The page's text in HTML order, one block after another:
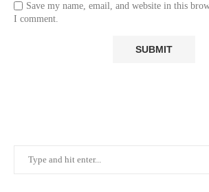
Save my name, email, and website in this
I comment.